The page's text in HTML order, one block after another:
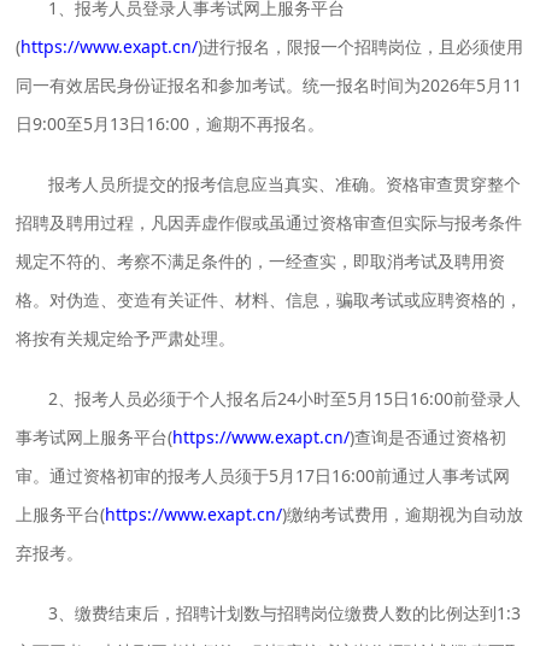
1、报考人员登录人事考试网上服务平台
(https://www.exapt.cn/)进行报名，限报一个招聘岗位，且必须使用
同一有效居民身份证报名和参加考试。统一报名时间为2026年5月11
日9:00至5月13日16:00，逾期不再报名。
报考人员所提交的报考信息应当真实、准确。资格审查贯穿整个
招聘及聘用过程，凡因弄虚作假或虽通过资格审查但实际与报考条件
规定不符的、考察不满足条件的，一经查实，即取消考试及聘用资
格。对伪造、变造有关证件、材料、信息，骗取考试或应聘资格的，
将按有关规定给予严肃处理。
2、报考人员必须于个人报名后24小时至5月15日16:00前登录人
事考试网上服务平台(https://www.exapt.cn/)查询是否通过资格初
审。通过资格初审的报考人员须于5月17日16:00前通过人事考试网
上服务平台(https://www.exapt.cn/)缴纳考试费用，逾期视为自动放
弃报考。
3、缴费结束后，招聘计划数与招聘岗位缴费人数的比例达到1:3